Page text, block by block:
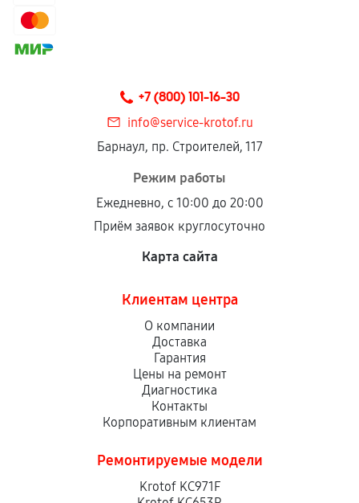
+7 (800) 101-16-30
info@service-krotof.ru
Барнаул, пр. Строителей, 117
Режим работы
Ежедневно, с 10:00 до 20:00
Приём заявок круглосуточно
Карта сайта
Клиентам центра
О компании
Доставка
Гарантия
Цены на ремонт
Диагностика
Контакты
Корпоративным клиентам
Ремонтируемые модели
Krotof KC971F